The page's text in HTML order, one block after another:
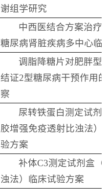
谢组学研究
中西医结合方案治疗
糖尿病肾脏疾病多中心临
调脂降糖片对肥胖型
结证2型糖尿病干预作用
察
尿转铁蛋白测定试剂
胶增强免疫透射比浊法）
验方案
补体C3测定试剂盒（
浊法）临床试验方案